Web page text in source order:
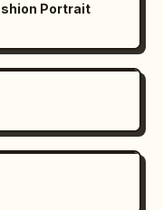
Portrait